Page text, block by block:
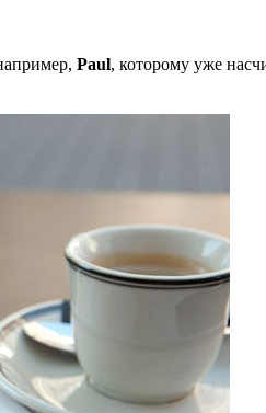
Paul, которому уже